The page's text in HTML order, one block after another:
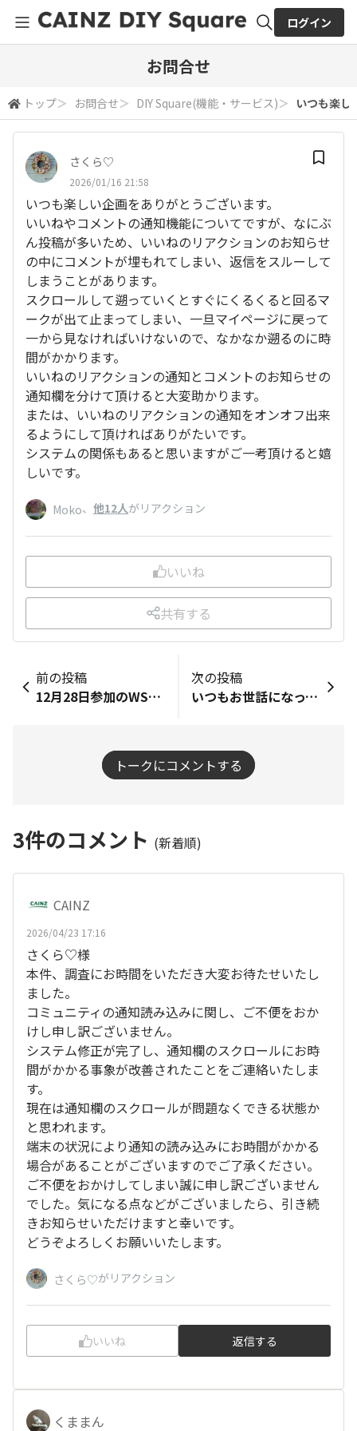
検索
ログイン
お問合せ
トップ＞ お問合せ＞ DIY Square(機能・サービス)＞ いつも楽し
さくら♡
2026/01/16 21:58
いつも楽しい企画をありがとうございます。
いいねやコメントの通知機能についてですが、なにぶ
ん投稿が多いため、いいねのリアクションのお知らせ
の中にコメントが埋もれてしまい、返信をスルーして
しまうことがあります。
スクロールして遡っていくとすぐにくるくると回るマ
ークが出て止まってしまい、一旦マイページに戻って
一から見なければいけないので、なかなか遡るのに時
間がかかります。
いいねのリアクションの通知とコメントのお知らせの
通知欄を分けて頂けると大変助かります。
または、いいねのリアクションの通知をオンオフ出来
るようにして頂ければありがたいです。
システムの関係もあると思いますがご一考頂けると嬉
しいです。
Moko、 他12人がリアクション
いいね
共有する
前の投稿
12月28日参加のWSのポイントの確認をしたいのですが確認方法は有りますか？ 100ページ程さかのぼり確認したのですが見当たりません。
次の投稿
いつもお世話になっております。 ワークショップの受付時間の事で質問があります。 イベント詳細のページにはワークショップ当日は開催時間の15分前までに受付をお願い致しますと記載がありますが(添付画像の黄色マーカーの所です)、予約へ進むをタップした後のルールと内容の確認画面には受付は15分前から(添付画像の水色マーカーの所です)との記載があります。 15分前「まで」に受付と15分前「から」受付、とでは誤解が生じてしまうのではないか？と思いました。 この記載をどちらかに統一して頂くことは可能でしょうか？ 細かい事での指摘になってしまい、申し訳ございません。自分が気になっているだけかと思いましたが、みんなに質問でも話題になっていましたので問い合わせしました。 https://diy-square.cainz.com/questions/z9cacs1cwg8paeav (カインズワークショップのページからの画像を添付画像としてお借りしますね。)
トークにコメントする
3件のコメント (新着順)
CAINZ
2026/04/23 17:16
さくら♡様
本件、調査にお時間をいただき大変お待たせいたし
ました。
コミュニティの通知読み込みに関し、ご不便をおか
けし申し訳ございません。
システム修正が完了し、通知欄のスクロールにお時
間がかかる事象が改善されたことをご連絡いたしま
す。
現在は通知欄のスクロールが問題なくできる状態か
と思われます。
端末の状況により通知の読み込みにお時間がかかる
場合があることがございますのでご了承ください。
ご不便をおかけしてしまい誠に申し訳ございません
でした。気になる点などがございましたら、引き続
きお知らせいただけますと幸いです。
どうぞよろしくお願いいたします。
さくら♡がリアクション
いいね 返信する
くままん